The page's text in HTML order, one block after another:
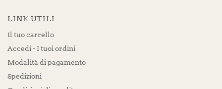
LINK UTILI
Il tuo carrello
Accedi - I tuoi ordini
Modalità di pagamento
Spedizioni